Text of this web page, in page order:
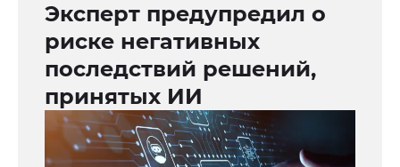
Эксперт предупредил о
риске негативных
последствий решений,
принятых ИИ